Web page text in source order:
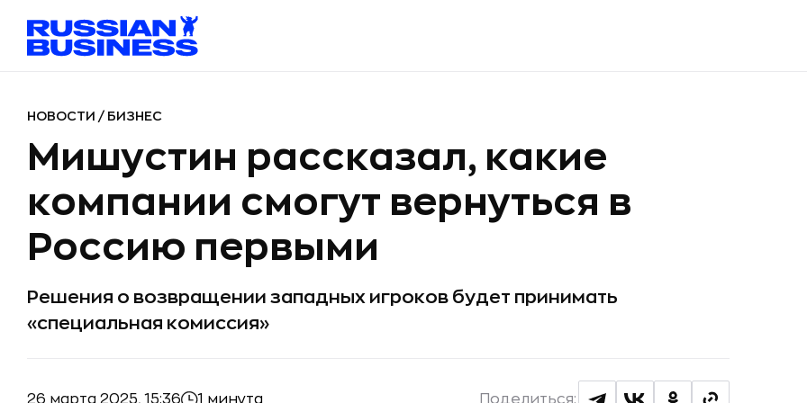
НОВОСТИ / БИЗНЕС
Мишустин рассказал, какие
компании смогут вернуться в
Россию первыми
Решения о возвращении западных игроков будет принимать
«специальная комиссия»
26 марта 2025, 15:36 1 минута Поделиться: